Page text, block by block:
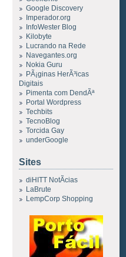
Google Discovery
Imperador.org
InfoWester Blog
Kilobyte
Lucrando na Rede
Navegantes.org
Nokia Guru
PÃ¡ginas HerÃ³icas
Digitais
Pimenta com DendÃª
Portal Wordpress
Techbits
TecnoBlog
Torcida Gay
underGoogle
Sites
diHITT NotÃ­cias
LaBrute
LempCorp Shopping